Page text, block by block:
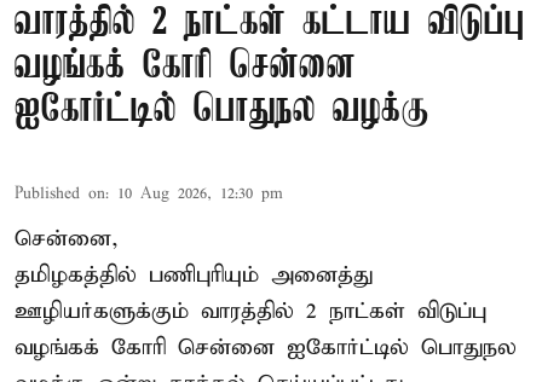
வாரத்தில் 2 நாட்கள் கட்டாய விடுப்பு
வழங்கக் கோரி சென்னை
ஐகோர்ட்டில் பொதுநல வழக்கு
Published on: 10 Aug 2026, 12:30 pm
சென்னை,
தமிழகத்தில் பணிபுரியும் அனைத்து
ஊழியர்களுக்கும் வாரத்தில் 2 நாட்கள் விடுப்பு
வழங்கக் கோரி சென்னை ஐகோர்ட்டில் பொதுநல